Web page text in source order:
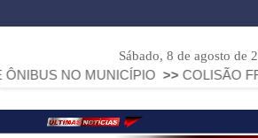
Sábado, 8 de agosto de
NO MUNICÍPIO >> COLISÃO